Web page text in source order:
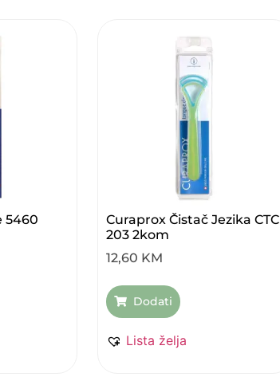
5460
Curaprox Čistač Jezika CTC
203 2kom
12,60 KM
Dodati
Lista želja